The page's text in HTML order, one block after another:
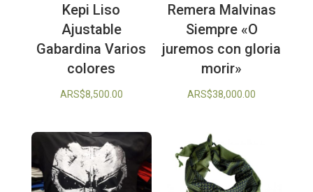
Kepi Liso
Ajustable
Gabardina Varios
colores
ARS$8,500.00
Remera Malvinas
Siempre «O
juremos con gloria
morir»
ARS$38,000.00